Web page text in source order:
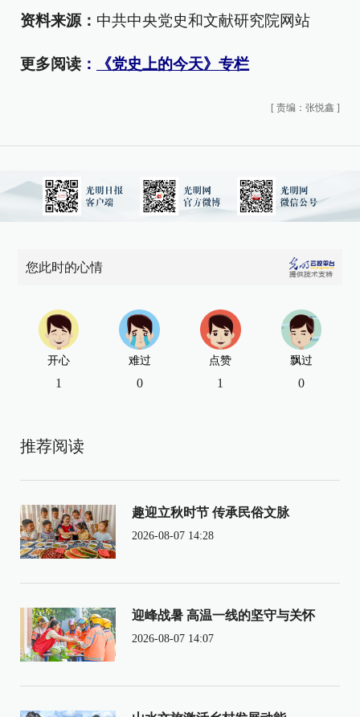
资料来源： 中共中央党史和文献研究院网站
更多阅读 ： 《党史上的今天》专栏
[ 责编：张悦鑫 ]
您此时的心情
开心
1
难过
0
点赞
1
飘过
0
推荐阅读
趣迎立秋时节 传承民俗文脉
2026-08-07 14:28
迎峰战暑 高温一线的坚守与关怀
2026-08-07 14:07